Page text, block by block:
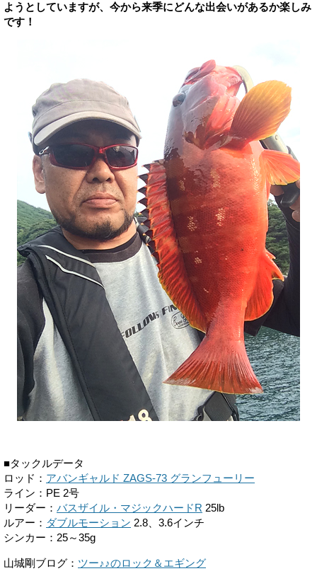
ようとしていますが、今から来季にどんな出会いがあるか楽しみ
です！
■タックルデータ
ロッド： アバンギャルド ZAGS-73 グランフューリー
ライン：PE 2号
リーダー： バスザイル・マジックハードR 25lb
ルアー： ダブルモーション 2.8、3.6インチ
シンカー： 25～35g
山城剛ブログ： ツー♪♪のロック＆エギング